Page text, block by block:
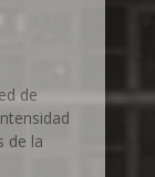
de
de la